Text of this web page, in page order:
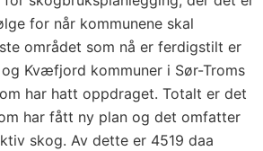
for når kommunene skal
området som nå er ferdigstilt er
Kvæfjord kommuner i Sør-Troms
har hatt oppdraget. Totalt er det
har fått ny plan og det omfatter
skog. Av dette er 4519 daa